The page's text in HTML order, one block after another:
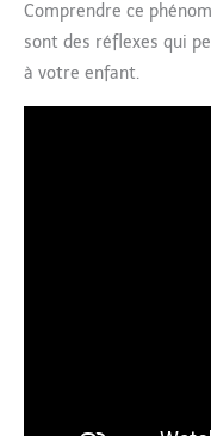
Comprendre ce
sont des réflexes qui
à votre enfant.